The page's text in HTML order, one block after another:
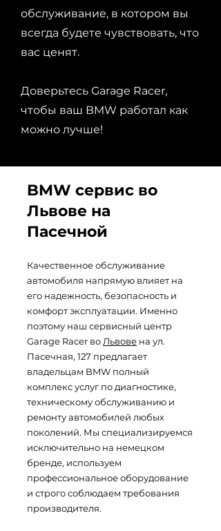
обслуживание, в котором вы
всегда будете чувствовать, что
вас ценят.
Доверьтесь Garage Racer,
чтобы ваш BMW работал как
можно лучше!
BMW сервис во
Львове на
Пасечной
Качественное обслуживание
автомобиля напрямую влияет на
его надежность, безопасность и
комфорт эксплуатации. Именно
поэтому наш сервисный центр
Garage Racer во Львове на ул.
Пасечная, 127 предлагает
владельцам BMW полный
комплекс услуг по диагностике,
техническому обслуживанию и
ремонту автомобилей любых
поколений. Мы специализируемся
исключительно на немецком
бренде, используем
профессиональное оборудование
и строго соблюдаем требования
производителя.